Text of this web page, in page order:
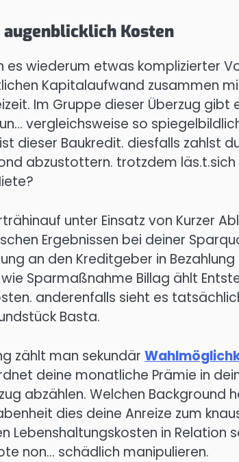
Kosten
es wiederum etwas komplizierter
Kapitalaufwand zusammen
Im Gruppe dieser Überzug
vergleichsweise so
dieser Baukredit. diesfalls zahlst
abzustottern. trotzdem
unter Einsatz von Kurzer
Ergebnissen bei deiner
an den Kreditgeber in
Sparmaßnahme Billag ählt
anderenfalls sieht es
Basta.
zählt man sekundär
deine monatliche Prämie in
abzählen. Welchen Background
dies deine Anreize zum
Lebenshaltungskosten in Relation
non… schädlich manipulieren.